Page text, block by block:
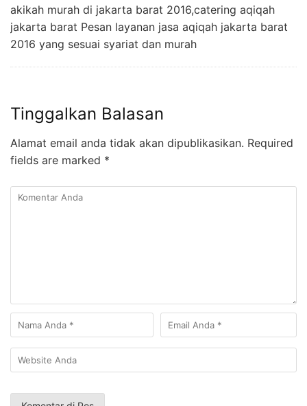
akikah murah di jakarta barat 2016,catering aqiqah
jakarta barat Pesan layanan jasa aqiqah jakarta barat
2016 yang sesuai syariat dan murah
Tinggalkan Balasan
Alamat email anda tidak akan dipublikasikan. Required
fields are marked *